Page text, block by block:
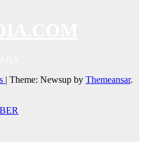
| Theme: Newsup by Themeansar.